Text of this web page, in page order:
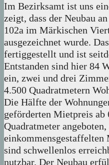
Im Bezirksamt ist uns
zeigt, dass der Neubau
102a im Märkischen
ausgezeichnet wurde.
fertiggestellt und ist
Entstanden sind hier 84
ein, zwei und drei
4.500 Quadratmetern
Die Hälfte der
geförderten Mietpreis ab
Quadratmeter
einkommensgestaffelten
sind schwellenlos
nutzbar. Der Neubau